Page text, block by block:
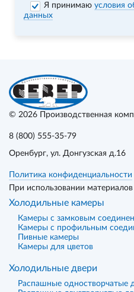
Я принимаюусловия
данных
© 2026 Производственная
8 (800) 555-35-79
Оренбург, ул. Донгузская д.16
Политика конфиденциальности
При использовании
Холодильные камеры
Камеры с замковым
Камеры с профильным
Пивные камеры
Камеры для цветов
Холодильные двери
Распашные одностворчатые